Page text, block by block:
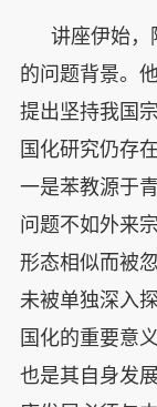
讲座伊始，
的问题背景。
提出坚持我国
国化研究仍存
一是苯教源于
问题不如外来
形态相似而被
未被单独深入
国化的重要意
也是其自身发